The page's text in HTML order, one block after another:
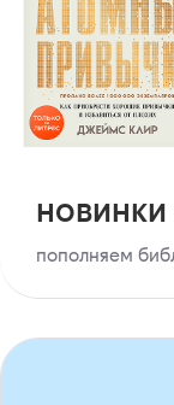
пополняем